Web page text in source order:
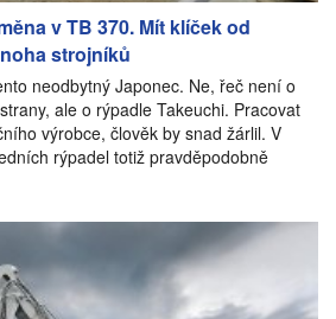
v TB 370. Mít klíček od
strojníků
neodbytný Japonec. Ne, řeč není o
ale o rýpadle Takeuchi. Pracovat
výrobce, člověk by snad žárlil. V
rýpadel totiž pravděpodobně